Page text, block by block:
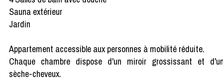
Sauna extérieur
Jardin
Appartement accessible aux personnes à mobilité réduite.
Chaque chambre dispose d'un miroir grossissant et
sèche-cheveux.